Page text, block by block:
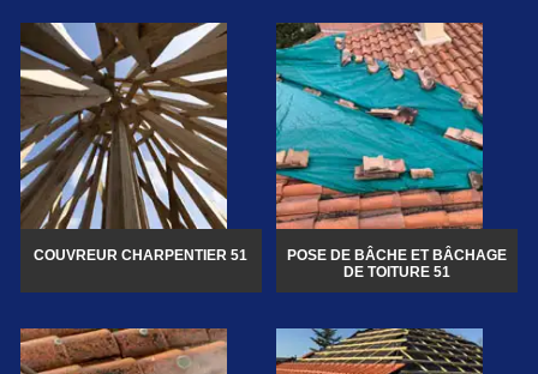
COUVREUR CHARPENTIER 51
POSE DE BÂCHE ET BÂCHAGE
DE TOITURE 51